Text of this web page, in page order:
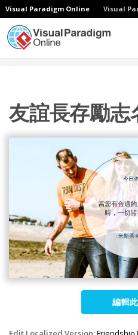
Visual Paradigm Online Visual
友誼長存勵
編輯